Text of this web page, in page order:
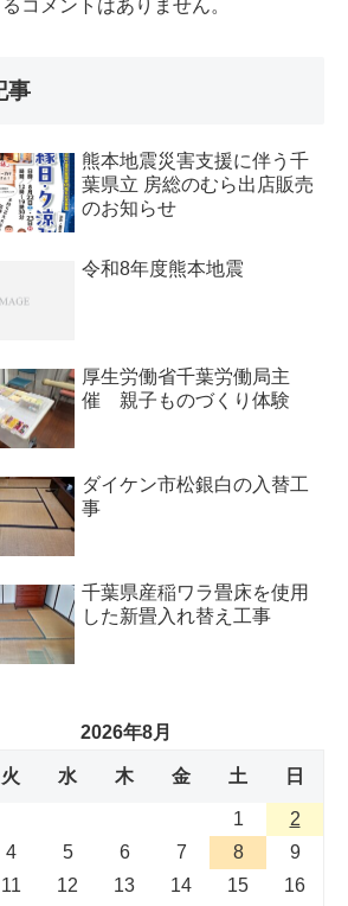
コメントはありません。
事
熊本地震災害支援に伴う千
葉県立 房総のむら出店販売
のお知らせ
令和8年度熊本地震
厚生労働省千葉労働局主
催 親子ものづくり体験
ダイケン市松銀白の入替工
事
千葉県産稲ワラ畳床を使用
した新畳入れ替え工事
2026年8月
火 水 木 金 土 日
1
2
4 5 6 7 8
9
11 12 13 14 15
16